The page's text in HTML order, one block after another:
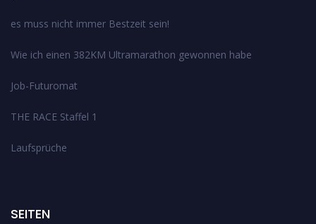
es muss nicht immer Bestzeit sein!
Wie ich einen 382KM Ultramarathon gewonnen habe
Job-Futuromat
THE RACE Staffel 1
Laufsprüche
SEITEN